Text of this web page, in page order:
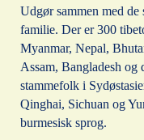
Udgør sammen med de
familie. Der er 300
Myanmar, Nepal,
Assam, Bangladesh og
stammefolk i
Qinghai, Sichuan og
burmesisk sprog.